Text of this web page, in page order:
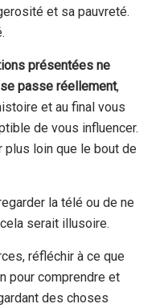
et sa pauvreté.
présentées ne
passe réellement,
et au final vous
de vous influencer.
plus loin que le bout de
la télé ou de ne
serait illusoire.
réfléchir à ce que
pour comprendre et
des choses